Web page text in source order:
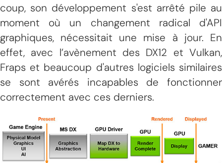
coup, son développement s'est arrêté pile au
moment où un changement radical d'API
graphiques, nécessitait une mise à jour. En
effet, avec l’avènement des DX12 et Vulkan,
Fraps et beaucoup d'autres logiciels similaires
se sont avérés incapables de fonctionner
correctement avec ces derniers.